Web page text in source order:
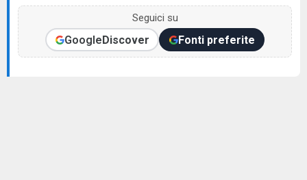
Seguici su
GoogleDiscover Fonti preferite